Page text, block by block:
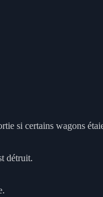
si certains wagons
détruit.